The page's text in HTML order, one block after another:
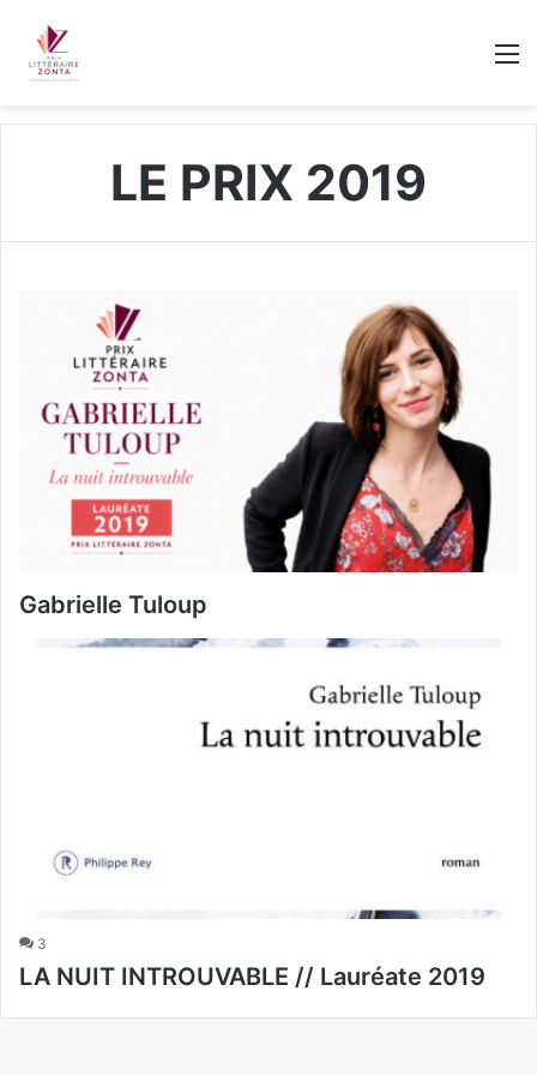
LE PRIX 2019
Gabrielle Tuloup
3
LA NUIT INTROUVABLE // Lauréate 2019